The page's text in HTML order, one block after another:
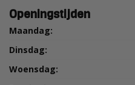
Openingstijden
Maandag:
Dinsdag:
Woensdag: